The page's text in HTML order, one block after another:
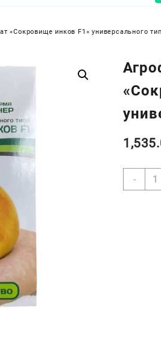
«Сокровище инков F1» универсального
-